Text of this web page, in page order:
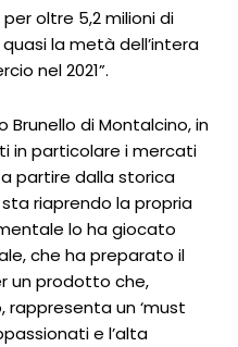
oltre 5,2 milioni di
la metà dell’intera
nel 2021”.
Brunello di Montalcino, in
in particolare i mercati
partire dalla storica
riaprendo la propria
lo ha giocato
che ha preparato il
un prodotto che,
un ‘must
e l’alta